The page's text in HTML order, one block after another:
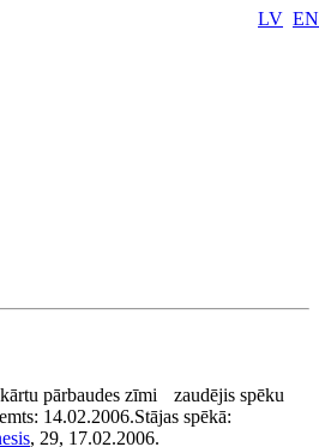
LV EN
pārbaudes zīmi
zaudējis spēku
14.02.2006.Stājas spēkā:
, 29, 17.02.2006.